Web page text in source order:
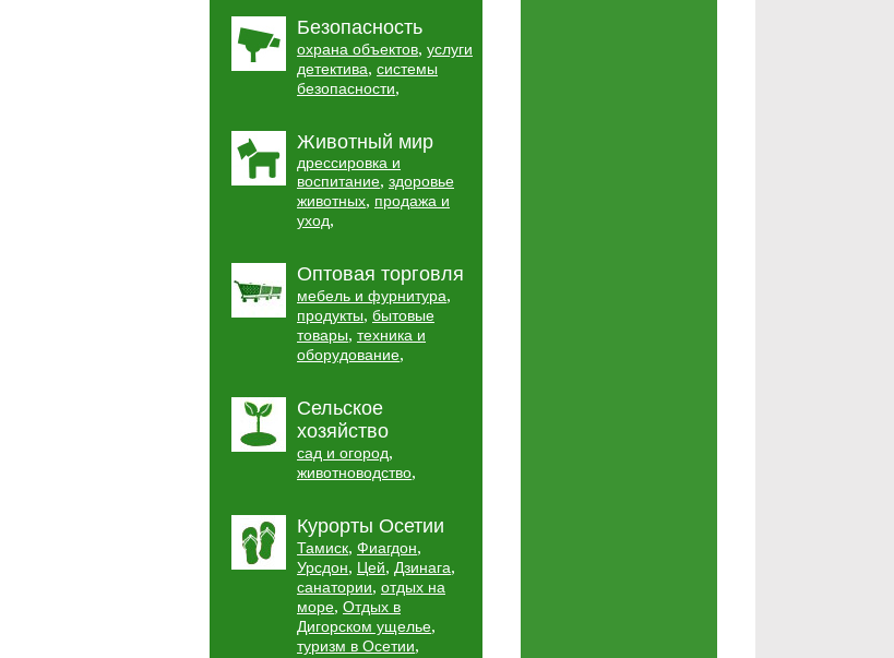
Безопасность
охрана объектов, услуги
детектива, системы
безопасности,
Животный мир
дрессировка и
воспитание, здоровье
животных, продажа и
уход,
Оптовая торговля
мебель и фурнитура,
продукты, бытовые
товары, техника и
оборудование,
Сельское
хозяйство
сад и огород,
животноводство,
Курорты Осетии
Тамиск, Фиагдон,
Урсдон, Цей, Дзинага,
санатории, отдых на
море, Отдых в
Дигорском ущелье,
туризм в Осетии,